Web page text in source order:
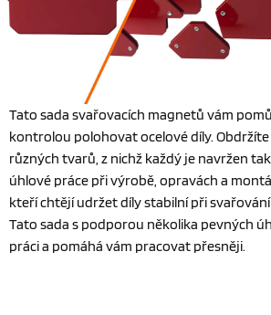
Tato sada svařovacích magnetů vám
kontrolou polohovat ocelové díly.
různých tvarů, z nichž každý je navržen
úhlové práce při výrobě, opravách a
kteří chtějí udržet díly stabilní při
Tato sada s podporou několika pevných
práci a pomáhá vám pracovat přesněji.